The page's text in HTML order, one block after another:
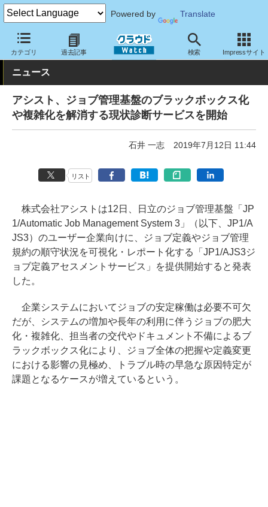
Powered by Translate
カテゴリ 過去記事 検索 Impressサイト
クラウド Watch サービス・ソフト サービス 分析
ニュース
アシスト、ジョブ管理基盤のブラックボックス化
や複雑化を解消する現状診断サービスを開始
石井 一志 2019年7月12日 11:44
リスト
株式会社アシストは12日、日立のジョブ管理基盤「JP
1/Automatic Job Management System 3」（以下、JP1/A
JS3）のユーザー企業向けに、ジョブ定義やジョブ管理
規約の順守状況を可視化・レポート化する「JP1/AJS3ジ
ョブ定義アセスメントサービス」を提供開始すると発表
した。
企業システムにおいてジョブの安定稼働は必要不可欠
だが、システムの増加や長年の利用に伴うジョブの肥大
化・複雑化、担当者の交代やドキュメント不備によるブ
ラックボックス化により、ジョブ全体の把握や定義変更
における影響の見極め、トラブル時の早急な原因特定が
課題となるケースが増えているという。